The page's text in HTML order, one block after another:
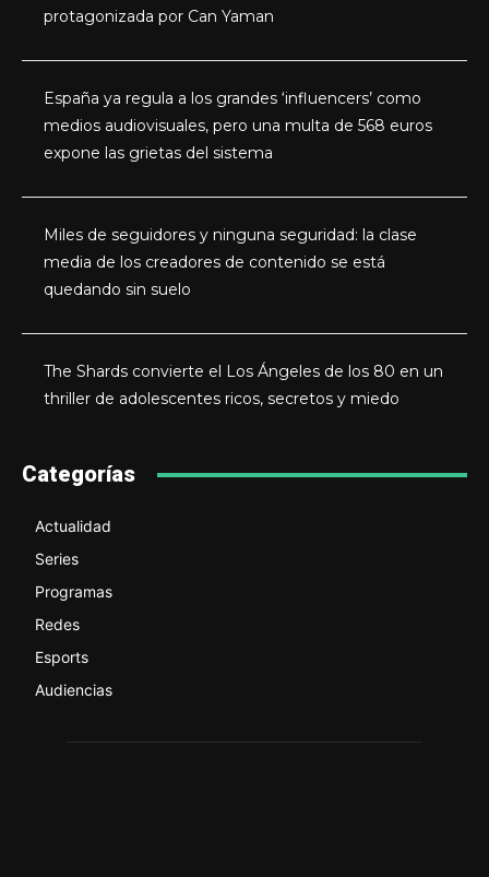
protagonizada por Can Yaman
España ya regula a los grandes ‘influencers’ como
medios audiovisuales, pero una multa de 568 euros
expone las grietas del sistema
Miles de seguidores y ninguna seguridad: la clase
media de los creadores de contenido se está
quedando sin suelo
The Shards convierte el Los Ángeles de los 80 en un
thriller de adolescentes ricos, secretos y miedo
Categorías
Actualidad
Series
Programas
Redes
Esports
Audiencias